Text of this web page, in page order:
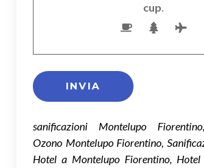
cup.
sanificazioni Montelupo
Ozono Montelupo Fiorentino,
Hotel a Montelupo Fiorentino, Hotel